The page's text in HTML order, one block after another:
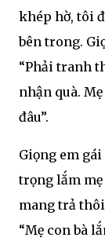
khép hờ, tôi
bên trong.
“Phải tranh
nhận quà.
đâu”.
Giọng em
trọng lắm
mang trả
“Mẹ con bà